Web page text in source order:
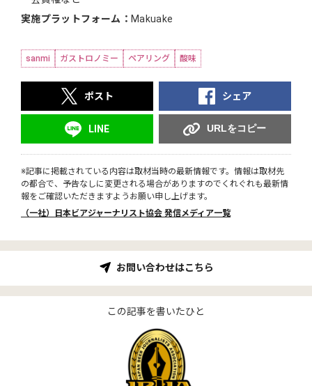
実施プラットフォーム： Makuake
sanmi ガストロノミー ペアリング 酸味
ポスト シェア
LINE URLをコピー
※記事に掲載されている内容は取材当時の最新情報です。情報は取材先
の都合で、予告なしに変更される場合がありますのでくれぐれも最新情
報をご確認いただきますようお願い申し上げます。
（一社）日本ビアジャーナリスト協会 発信メディア一覧
お問い合わせはこちら
この記事を書いたひと